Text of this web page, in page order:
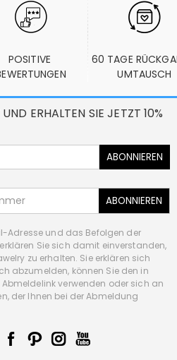
POSITIVE
60 TAGE
UMTAUSCH
ERHALTEN SIE JETZT 10%
ABONNIEREN
ABONNIEREN
Adresse und das Befolgen der
Sie sich damit einverstanden,
zu erhalten. Sie erklären sich
abzumelden, können Sie den in
verwenden oder sich an
der Ihnen bei der Abmeldung